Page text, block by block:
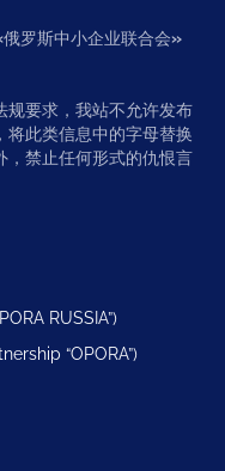
俄罗斯中小企业联合会»
规要求，我站不允许发布
将此类信息中的字母替换
，禁止任何形式的仇恨言
RUSSIA”)
“OPORA”)